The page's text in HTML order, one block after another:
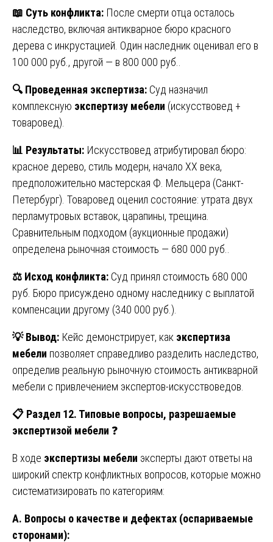
📖 Суть конфликта: После смерти отца осталось
наследство, включая антикварное бюро красного
дерева с инкрустацией. Один наследник оценивал его в
100 000 руб., другой — в 800 000 руб..
🔍Проведенная экспертиза: Суд назначил
комплексную экспертизу мебели (искусствовед +
товаровед).
📊 Результаты: Искусствовед атрибутировал бюро:
красное дерево, стиль модерн, начало XX века,
предположительно мастерская Ф. Мельцера (Санкт-
Петербург). Товаровед оценил состояние: утрата двух
перламутровых вставок, царапины, трещина.
Сравнительным подходом (аукционные продажи)
определена рыночная стоимость — 680 000 руб..
⚖️ Исход конфликта: Суд принял стоимость 680 000
руб. Бюро присуждено одному наследнику с выплатой
компенсации другому (340 000 руб.).
💡Вывод: Кейс демонстрирует, как экспертиза
мебели позволяет справедливо разделить наследство,
определив реальную рыночную стоимость антикварной
мебели с привлечением экспертов-искусствоведов.
📋 Раздел 12. Типовые вопросы, разрешаемые
экспертизой мебели ❓
В ходе экспертизы мебели эксперты дают ответы на
широкий спектр конфликтных вопросов, которые можно
систематизировать по категориям:
А. Вопросы о качестве и дефектах (оспариваемые
сторонами):